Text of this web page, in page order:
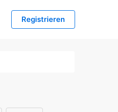
Registrieren